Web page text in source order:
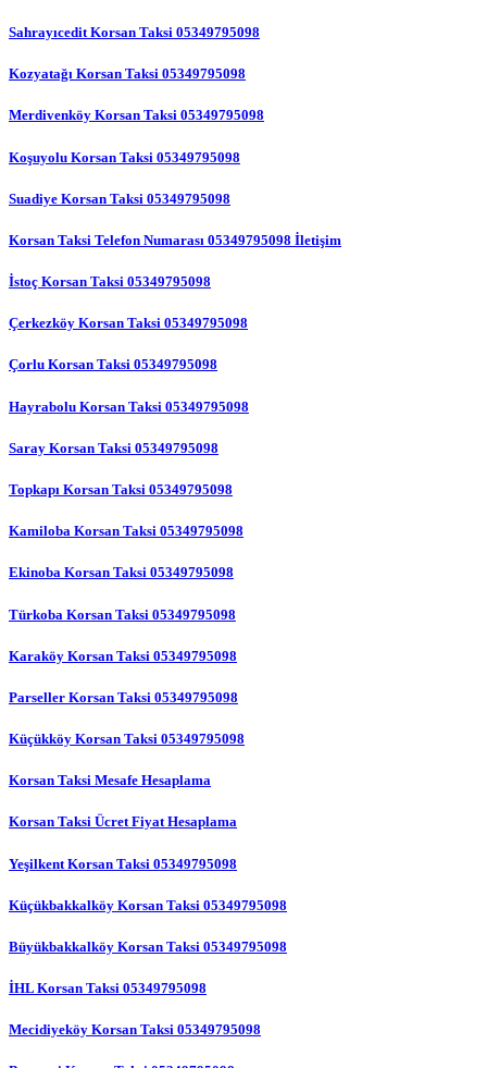
Sahrayıcedit Korsan Taksi 05349795098
Kozyatağı Korsan Taksi 05349795098
Merdivenköy Korsan Taksi 05349795098
Koşuyolu Korsan Taksi 05349795098
Suadiye Korsan Taksi 05349795098
Korsan Taksi Telefon Numarası 05349795098 İletişim
İstoç Korsan Taksi 05349795098
Çerkezköy Korsan Taksi 05349795098
Çorlu Korsan Taksi 05349795098
Hayrabolu Korsan Taksi 05349795098
Saray Korsan Taksi 05349795098
Topkapı Korsan Taksi 05349795098
Kamiloba Korsan Taksi 05349795098
Ekinoba Korsan Taksi 05349795098
Türkoba Korsan Taksi 05349795098
Karaköy Korsan Taksi 05349795098
Parseller Korsan Taksi 05349795098
Küçükköy Korsan Taksi 05349795098
Korsan Taksi Mesafe Hesaplama
Korsan Taksi Ücret Fiyat Hesaplama
Yeşilkent Korsan Taksi 05349795098
Küçükbakkalköy Korsan Taksi 05349795098
Büyükbakkalköy Korsan Taksi 05349795098
İHL Korsan Taksi 05349795098
Mecidiyeköy Korsan Taksi 05349795098